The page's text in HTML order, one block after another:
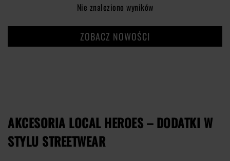
Nie znaleziono wyników
ZOBACZ NOWOŚCI
AKCESORIA LOCAL HEROES – DODATKI W
STYLU STREETWEAR